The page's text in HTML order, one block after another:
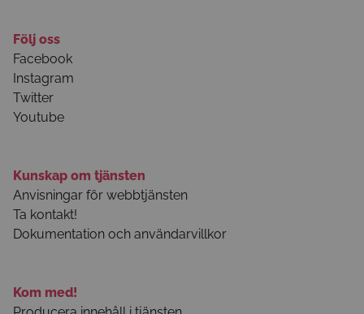
Följ oss
Facebook
Instagram
Twitter
Youtube
Kunskap om tjänsten
Anvisningar för webbtjänsten
Ta kontakt!
Dokumentation och användarvillkor
Kom med!